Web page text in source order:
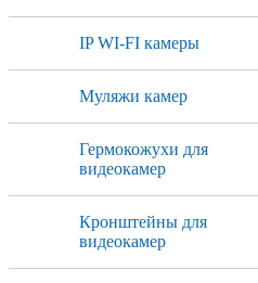
IP WI-FI камеры
Муляжи камер
Гермокожухи для
видеокамер
Кронштейны для
видеокамер